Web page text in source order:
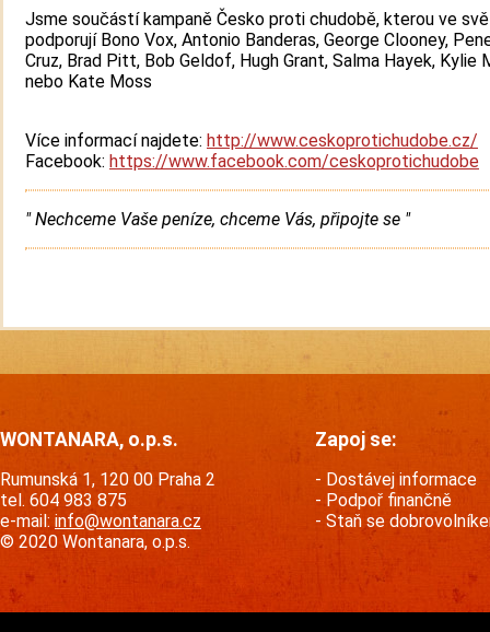
Jsme součástí kampaně Česko proti chudobě, kterou ve
podporují Bono Vox, Antonio Banderas, George Clooney,
Cruz, Brad Pitt, Bob Geldof, Hugh Grant, Salma Hayek, Kylie
nebo Kate Moss
Více informací najdete: http://www.ceskoprotichudobe.cz/
Facebook: https://www.facebook.com/ceskoprotichudobe
" Nechceme Vaše peníze, chceme Vás, připojte se "
WONTANARA, o.p.s.
Rumunská 1, 120 00 Praha 2
tel. 604 983 875
e-mail: info@wontanara.cz
© 2020 Wontanara, o.p.s.
Zapoj se:
Dostávej informace
Podpoř finančně
Staň se